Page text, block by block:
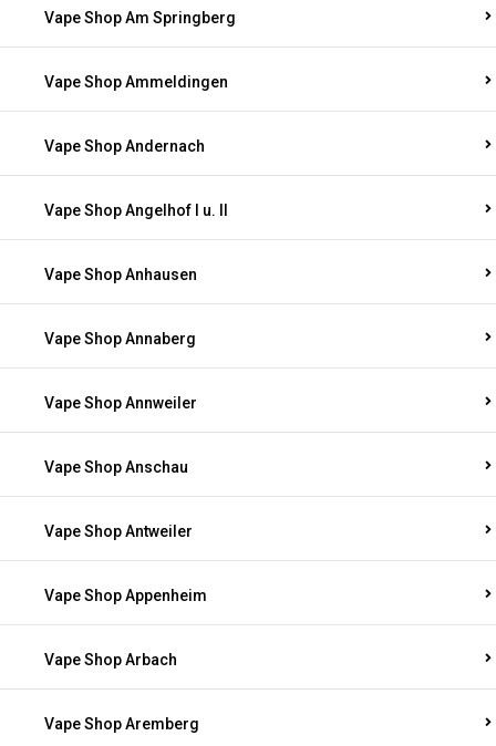
Vape Shop Am Springberg
Vape Shop Ammeldingen
Vape Shop Andernach
Vape Shop Angelhof I u. II
Vape Shop Anhausen
Vape Shop Annaberg
Vape Shop Annweiler
Vape Shop Anschau
Vape Shop Antweiler
Vape Shop Appenheim
Vape Shop Arbach
Vape Shop Aremberg